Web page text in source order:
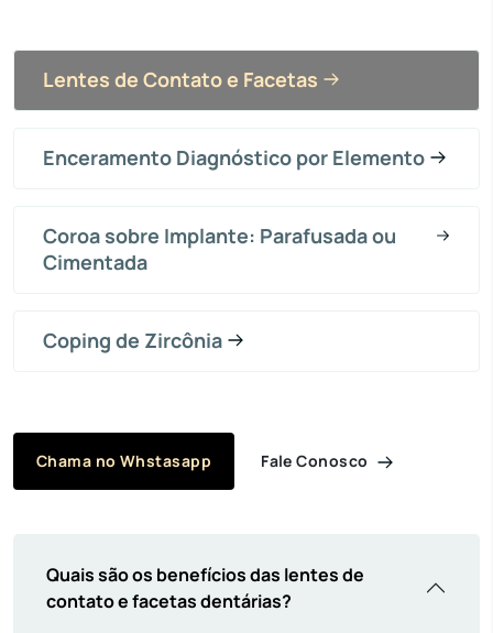
Lentes de Contato e Facetas
Enceramento Diagnóstico por Elemento
Coroa sobre Implante: Parafusada ou
Cimentada
Coping de Zircônia
Chama no Whstasapp Fale Conosco
Quais são os benefícios das lentes de
contato e facetas dentárias?